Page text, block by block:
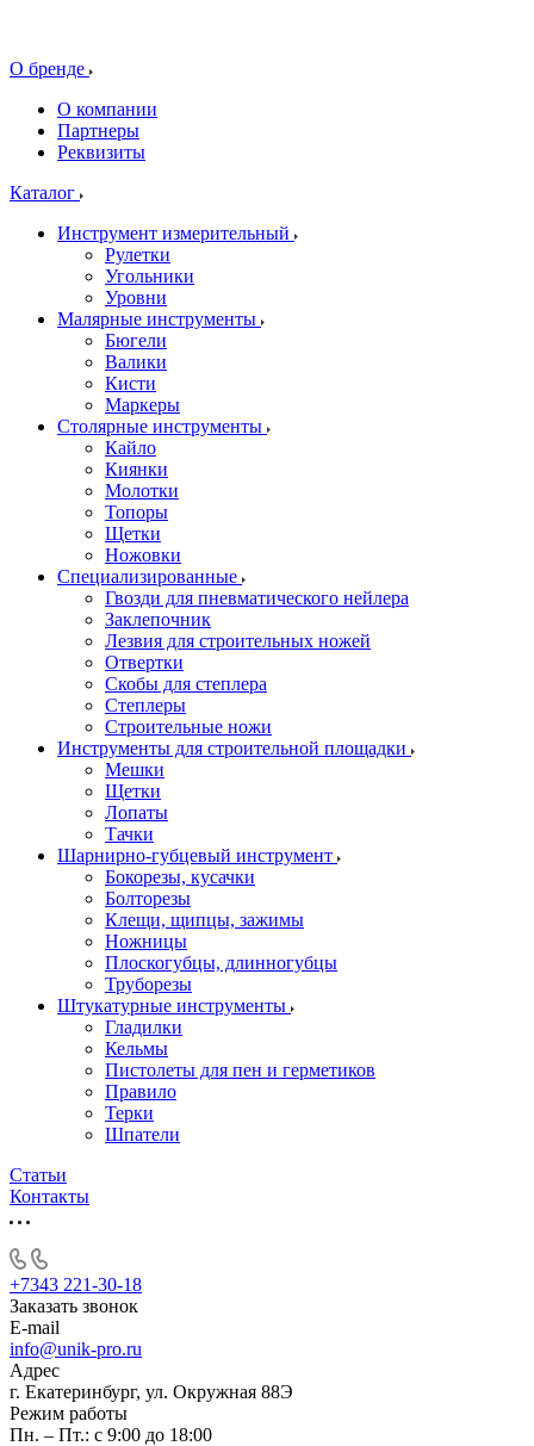
О бренде
О компании
Партнеры
Реквизиты
Каталог
Инструмент измерительный
Рулетки
Угольники
Уровни
Малярные инструменты
Бюгели
Валики
Кисти
Маркеры
Столярные инструменты
Кайло
Киянки
Молотки
Топоры
Щетки
Ножовки
Специализированные
Гвозди для пневматического нейлера
Заклепочник
Лезвия для строительных ножей
Отвертки
Скобы для степлера
Степлеры
Строительные ножи
Инструменты для строительной площадки
Мешки
Щетки
Лопаты
Тачки
Шарнирно-губцевый инструмент
Бокорезы, кусачки
Болторезы
Клещи, щипцы, зажимы
Ножницы
Плоскогубцы, длинногубцы
Труборезы
Штукатурные инструменты
Гладилки
Кельмы
Пистолеты для пен и герметиков
Правило
Терки
Шпатели
Статьи
Контакты
+7343 221-30-18
Заказать звонок
E-mail
info@unik-pro.ru
Адрес
г. Екатеринбург, ул. Окружная 88Э
Режим работы
Пн. – Пт.: с 9:00 до 18:00